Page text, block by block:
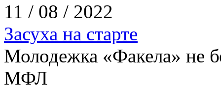
11 / 08 / 2022
Засуха на старте
Молодежка «Факела» не
МФЛ